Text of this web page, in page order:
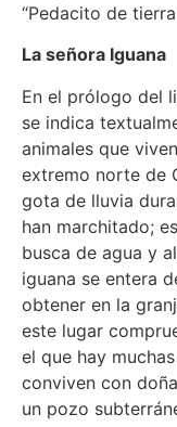
“Pedacito de
La señora Iguana
En el prólogo del
se indica
animales que
extremo norte de
gota de lluvia
han marchitado;
busca de agua y
iguana se entera
obtener en la
este lugar
el que hay
conviven con
un pozo